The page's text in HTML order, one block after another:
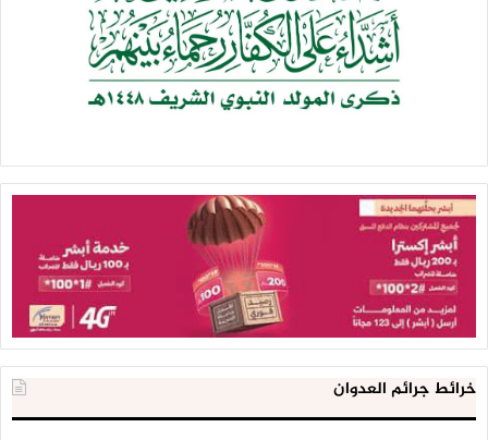
خرائط جرائم العدوان